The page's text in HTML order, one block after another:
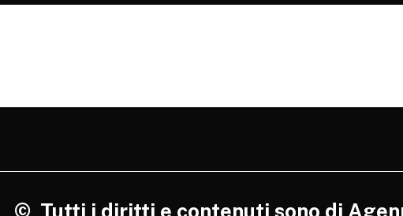
©Tutti i diritti e contenuti sono di